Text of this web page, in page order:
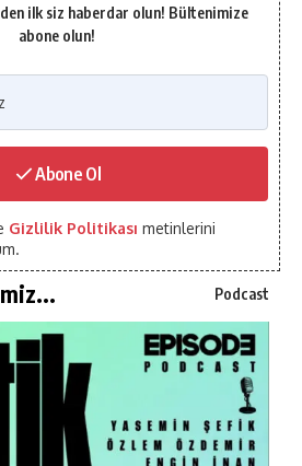
ilk siz haberdar olun! Bültenimize
abone olun!
Abone Ol
Gizlilik Politikası metinlerini
Podcast